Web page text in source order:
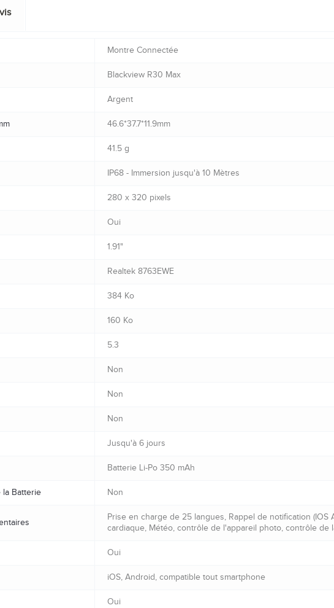
Montre Connectée
Blackview R30 Max
Argent
46.6*37.7*11.9mm
41.5 g
IP68 - Immersion jusqu'à 10 Mètres
280 x 320 pixels
Oui
1.91"
Realtek 8763EWE
384 Ko
160 Ko
5.3
Non
Non
Non
Jusqu'à 6 jours
Batterie Li-Po 350 mAh
la Batterie Non
Prise en charge de 25 langues, Rappel de notification
cardiaque, Météo, contrôle de l'appareil photo, contrôle de
Oui
iOS, Android, compatible tout smartphone
Oui